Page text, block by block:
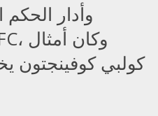
وأدار
كولبي كوفينجتون